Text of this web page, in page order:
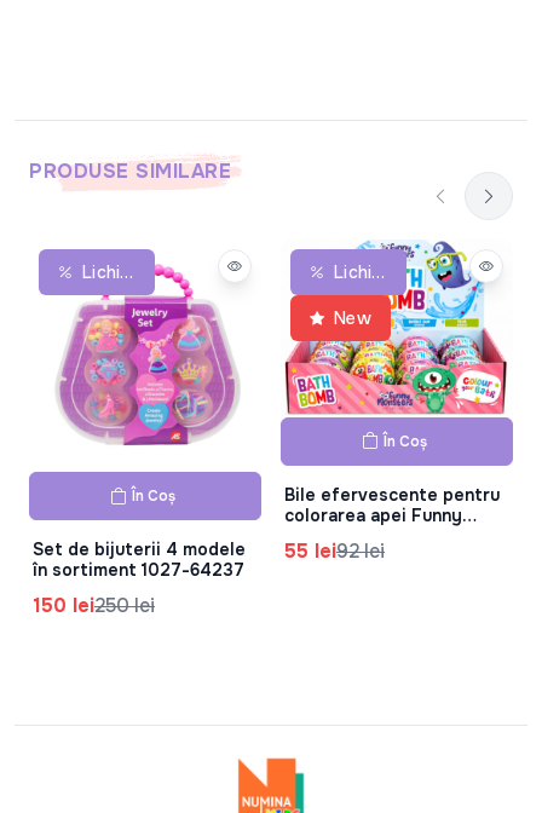
PRODUSE SIMILARE
Lichidare De Stoc
În Coș
Set de bijuterii 4 modele
în sortiment 1027-64237
150 lei250 lei
Lichidare De Stoc
New
În Coș
Bile efervescente pentru
colorarea apei Funny
42.814.00
55 lei92 lei